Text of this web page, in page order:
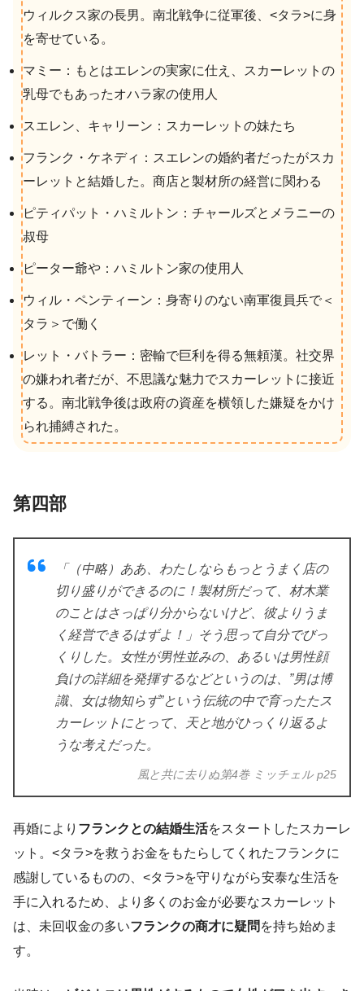
ウィルクス家の長男。南北戦争に従軍後、<タラ>に身
を寄せている。
マミー：もとはエレンの実家に仕え、スカーレットの
乳母でもあったオハラ家の使用人
スエレン、キャリーン：スカーレットの妹たち
フランク・ケネディ：スエレンの婚約者だったがスカ
ーレットと結婚した。商店と製材所の経営に関わる
ピティパット・ハミルトン：チャールズとメラニーの
叔母
ピーター爺や：ハミルトン家の使用人
ウィル・ペンティーン：身寄りのない南軍復員兵で＜
タラ＞で働く
レット・バトラー：密輸で巨利を得る無頼漢。社交界
の嫌われ者だが、不思議な魅力でスカーレットに接近
する。南北戦争後は政府の資産を横領した嫌疑をかけ
られ捕縛された。
第四部
「（中略）ああ、わたしならもっとうまく店の
切り盛りができるのに！製材所だって、材木業
のことはさっぱり分からないけど、彼よりうま
く経営できるはずよ！」そう思って自分でびっ
くりした。女性が男性並みの、あるいは男性顔
負けの詳細を発揮するなどというのは、”男は博
識、女は物知らず”という伝統の中で育ったたス
カーレットにとって、天と地がひっくり返るよ
うな考えだった。
風と共に去りぬ第4巻 ミッチェル p25
再婚により フランクとの結婚生活をスタートしたスカーレ
ット。<タラ>を救うお金をもたらしてくれたフランクに
感謝しているものの、<タラ>を守りながら安泰な生活を
手に入れるため、より多くのお金が必要なスカーレット
は、未回収金の多いフランクの商才に疑問 を持ち始めま
す。